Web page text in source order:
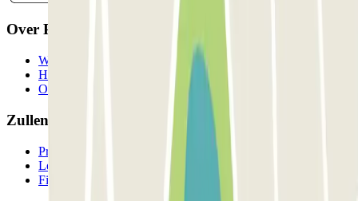
Over Parclick
Wie we zijn
Hoe het werkt
Onze parkeergarages
Zullen we samenwerken?
Professionals
Leverancier parkeren
Filialen